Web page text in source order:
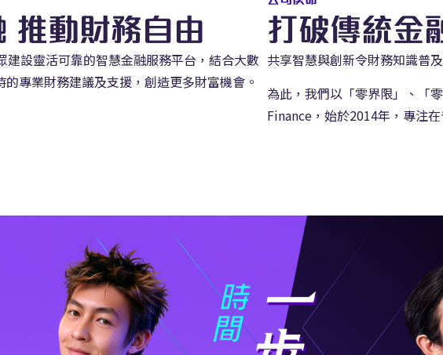
推動財務自由
設靈活可靠的智慧金融服務平台，結合大數
專業財務建議及支援，創造更多財富機會。
打破傳統金
共享智慧與創新令財務知識普
為此，我們以「零界限」、「
Finance，始於2014年，專注